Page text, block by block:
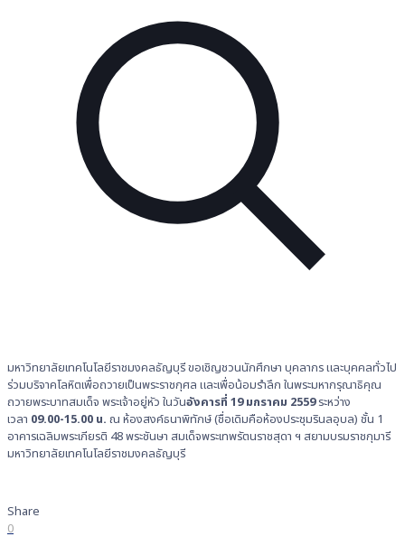
มหาวิทยาลัยเทคโนโลยีราชมงคลธัญบุรี ขอเชิญชวนนักศึกษา บุคลากร และบุคคลทั่วไป
ร่วมบริจาคโลหิตเพื่อถวายเป็นพระราชกุศล และเพื่อน้อมรำลึก ในพระมหากรุณาธิคุณ
ถวายพระบาทสมเด็จ พระเจ้าอยู่หัว ในวันอังคารที่ 19 มกราคม 2559ระหว่าง
เวลา 09.00-15.00 น. ณ ห้องสงค์ธนาพิทักษ์ (ชื่อเดิมคือห้องประชุมรินลอุบล) ชั้น 1
อาคารเฉลิมพระเกียรติ 48 พระชันษา สมเด็จพระเทพรัตนราชสุดา ฯ สยามบรมราชกุมารี
มหาวิทยาลัยเทคโนโลยีราชมงคลธัญบุรี
Share
0